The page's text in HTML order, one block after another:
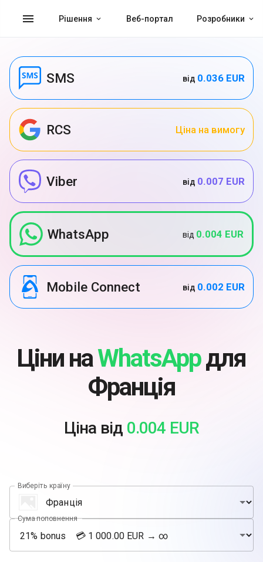
menu Рішення Веб-портал Розробники
SMS від 0.036 EUR
RCS Ціна на вимогу
Viber від 0.007 EUR
WhatsApp від 0.004 EUR
Mobile Connect від 0.002 EUR
Ціни наWhatsAppдля
Франція
Ціна від 0.004 EUR
Виберіть країну
Сума поповнення